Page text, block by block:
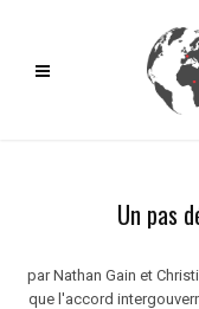
Un pas
par Nathan Gain et
que l'accord